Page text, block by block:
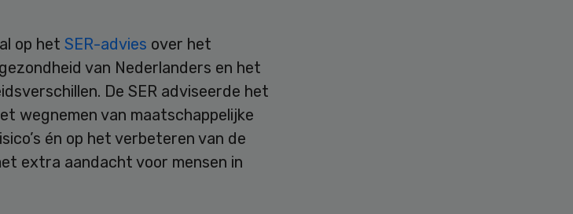
op het SER-advies over het
van Nederlanders en het
De SER adviseerde het
wegnemen van maatschappelijke
én op het verbeteren van de
extra aandacht voor mensen in